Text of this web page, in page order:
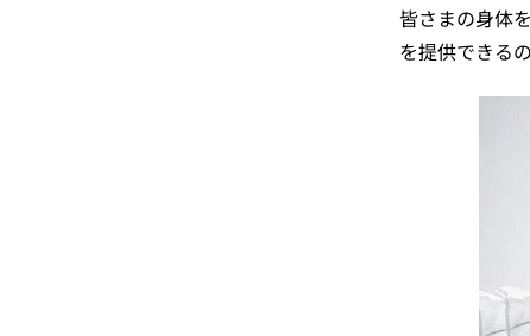
皆さまの身体
を提供できるの